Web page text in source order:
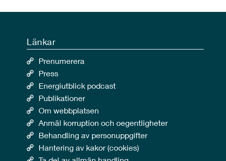
Länkar
Prenumerera
Press
Energiutblick podcast
Publikationer
Om webbplatsen
Anmäl korruption och oegentligheter
Behandling av personuppgifter
Hantering av kakor (cookies)